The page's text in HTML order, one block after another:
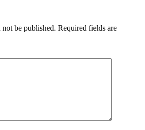
be published. Required fields are